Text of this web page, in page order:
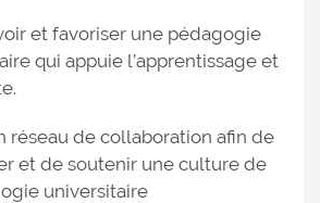
et favoriser une pédagogie
qui appuie l’apprentissage et
réseau de collaboration afin de
et de soutenir une culture de
universitaire